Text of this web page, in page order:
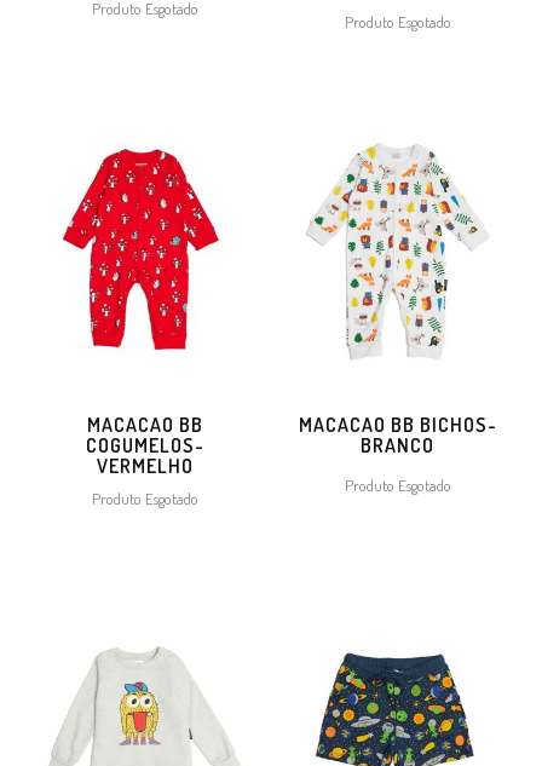
Produto Esgotado
Produto Esgotado
MACACAO BB
COGUMELOS-
VERMELHO
Produto Esgotado
MACACAO BB BICHOS-
BRANCO
Produto Esgotado